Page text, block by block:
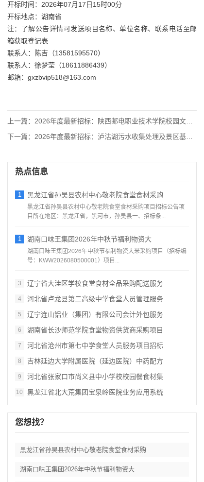
开标时间：2026年07月17日15时00分
开标地点：湖南省
注：了解公告详情可发送项目名称、单位名称、联系电话至邮
箱获取登记表
联系人：陈吉（13581595570）
联系人：徐梦莹（18611886439）
邮箱：gxzbvip518@163.com
上一篇： 2026年度最新招标：陕西邮电职业技术学院校园文化建设采购项
下一篇： 2026年度最新招标：泸沽湖污水收集处理及景区基础设施零星工
热点信息
1 黑龙江省孙吴县农村中心敬老院食堂食材采购
黑龙江省孙吴县农村中心敬老院食堂食材采购项目招标公告项
目所在地区：黑龙江省，黑河市，孙吴县一、招标条...
1 湖南口味王集团2026年中秋节福利物资大
湖南口味王集团2026年中秋节福利物资大米采购项目（招标编
号：KWW2026080500001）项目...
3 辽宁省大洼区学校食堂食材全品采购配送服务
4 河北省卢龙县第二高级中学食堂人员管理服务
5 辽宁连山铝业（集团）有限公司会计外包服务
6 湖南省长沙师范学院食堂物资供货商采购项目
7 河北省沧州市第七中学食堂人员服务项目招标
8 吉林延边大学附属医院（延边医院）中药配方
9 河北省张家口市尚义县中小学校校园餐食材集
10 黑龙江省北大荒集团宝泉岭医院业务应用系统
您想找？
黑龙江省孙吴县农村中心敬老院食堂食材采购
湖南口味王集团2026年中秋节福利物资大